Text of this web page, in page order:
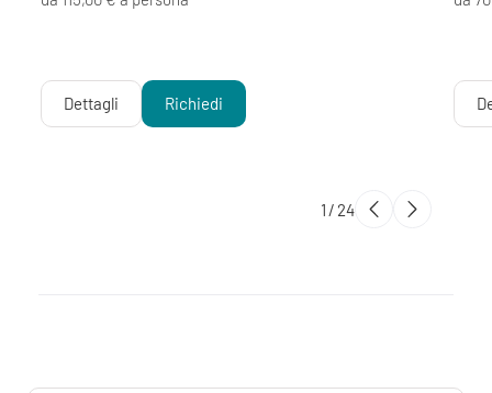
Dettagli Richiedi
1 / 24